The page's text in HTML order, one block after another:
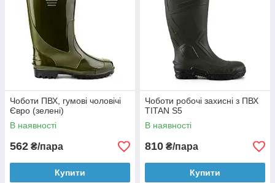
потреби? Оформляйте заявку на сайті або по телефону, і ми
відправимо товар на потрібну адресу вже найближчим часом.
Взуття із захисту і без захисту є на складі, тому вам не
доведеться довго чекати на ваше замовлення. Обслуговуємо
клієнтів по всій Україні, можливо, самовивіз товару з нашого
складу. Пам’ятайте, що лише належно підібрана і добре
спецвзуття є запорукою безпеки та комфорту ваших
співробітників. Зверніться за нею до фахівців!
Чоботи ПВХ, гумові чоловічі
Євро (зелені)
В наявності
562 ₴/пара
Купити
Чоботи робочi захиснi з ПВХ
TITAN S5
В наявності
810 ₴/пара
Купити